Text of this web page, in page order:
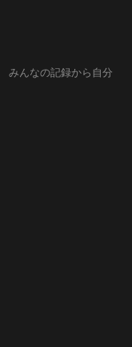
みんなの記録から自分